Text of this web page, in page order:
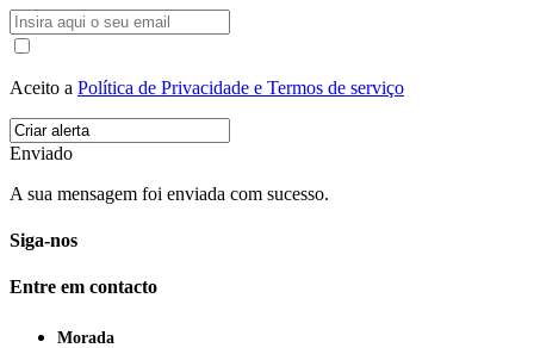
Aceito a Política de Privacidade e Termos de serviço
Enviado
A sua mensagem foi enviada com sucesso.
Siga-nos
Entre em contacto
Morada